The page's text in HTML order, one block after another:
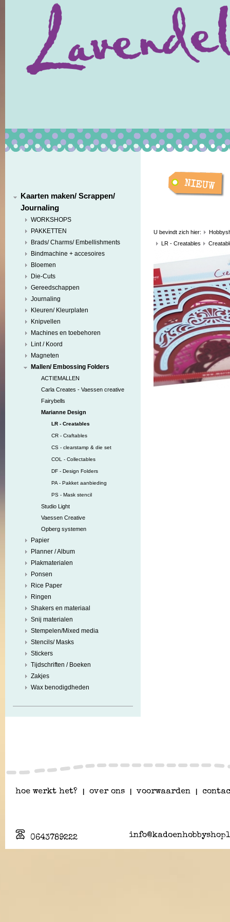
Kaarten maken/ Scrappen/
Journaling
WORKSHOPS
PAKKETTEN
Brads/ Charms/ Embellishments
Bindmachine + accesoires
Bloemen
Die-Cuts
Gereedschappen
Journaling
Kleuren/ Kleurplaten
Knipvellen
Machines en toebehoren
Lint / Koord
Magneten
Mallen/ Embossing Folders
ACTIEMALLEN
Carla Creates - Vaessen creative
Fairybells
Marianne Design
LR - Creatables
CR - Craftables
CS - clearstamp & die set
COL - Collectables
DF - Design Folders
PA - Pakket aanbieding
PS - Mask stencil
Studio Light
Vaessen Creative
Opberg systemen
Papier
Planner / Album
Plakmaterialen
Ponsen
Rice Paper
Ringen
Shakers en materiaal
Snij materialen
Stempelen/Mixed media
Stencils/ Masks
Stickers
Tijdschriften / Boeken
Zakjes
Wax benodigdheden
U bevindt zich hier:
LR - Creatables
hoe werkt het? over ons voorwaarden
0643789222